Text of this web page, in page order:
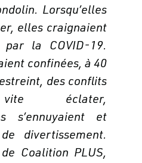
Lorsqu’elles
elles craignaient
par la COVID-19.
confinées, à 40
des conflits
éclater,
s’ennuyaient et
divertissement.
Coalition PLUS,